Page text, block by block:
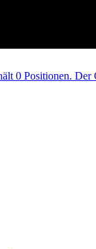
0 Positionen. Der